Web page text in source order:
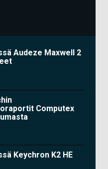
Audeze Maxwell 2
Computex
Keychron K2 HE